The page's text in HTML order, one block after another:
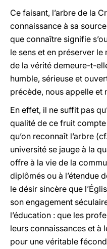
Ce faisant, l’arbre de la
connaissance à sa
que connaître signifie
le sens et en préserver
de la vérité demeure-t-
humble, sérieuse et
précède, nous appelle et
En effet, il ne suffit pas
qualité de ce fruit compte
qu’on reconnaît l’arbre
université se jauge à la
offre à la vie de la
diplômés ou à l’étendue
le désir sincère que
son engagement
l’éducation : que les
leurs connaissances et à
pour une véritable